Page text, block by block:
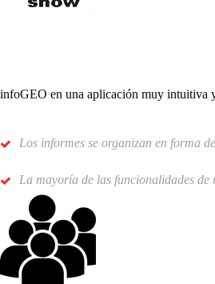
infoGEO en una aplicación muy intuitiva
Los informes se organizan en forma
La mayoría de las funcionalidades de